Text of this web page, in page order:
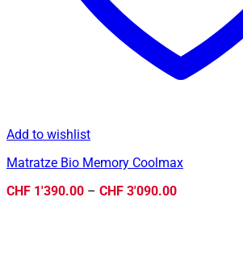
Add to wishlist
Matratze Bio Memory Coolmax
CHF 1'390.00 – CHF 3'090.00Preisspanne: